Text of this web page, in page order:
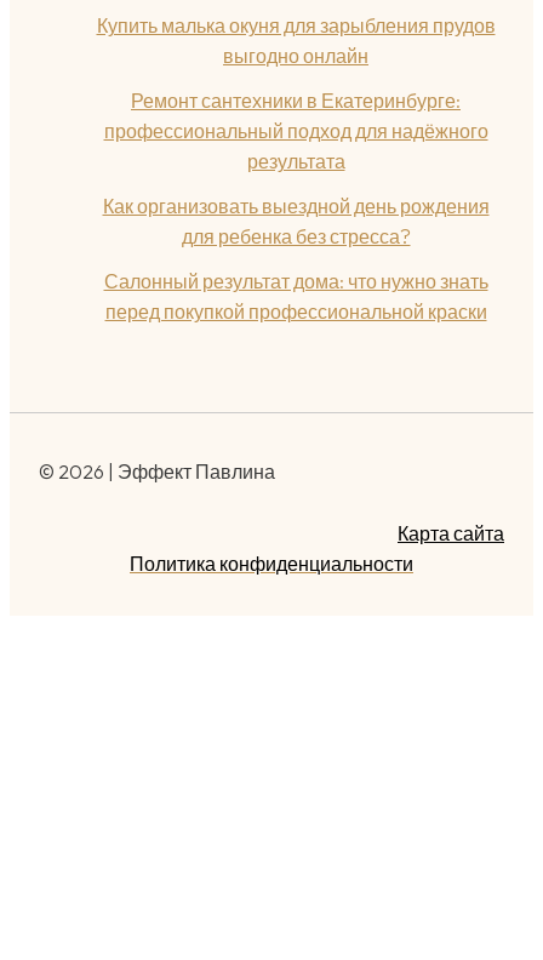
Купить малька окуня для зарыбления прудов
выгодно онлайн
Ремонт сантехники в Екатеринбурге:
профессиональный подход для надёжного
результата
Как организовать выездной день рождения
для ребенка без стресса?
Салонный результат дома: что нужно знать
перед покупкой профессиональной краски
© 2026 | Эффект Павлина
Карта сайта
Политика конфиденциальности